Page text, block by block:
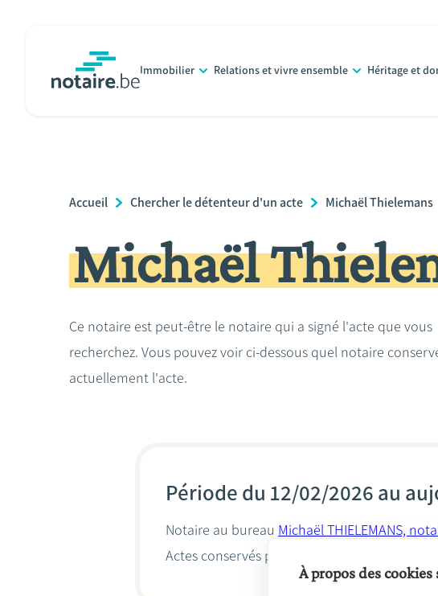
principal
Immobilier Relations et vivre ensemble Héritage et
Breadcrumb
Accueil Chercher le détenteur d'un acte Michaël Thielemans
Michaël
Ce notaire est peut-être le notaire qui a signé l'acte que vous
recherchez. Vous pouvez voir ci-dessous quel notaire
actuellement l'acte.
Période du 12/02/2026 au
Notaire au bureau Michaël THIELEMANS,
Actes conservés par
À propos des cookies